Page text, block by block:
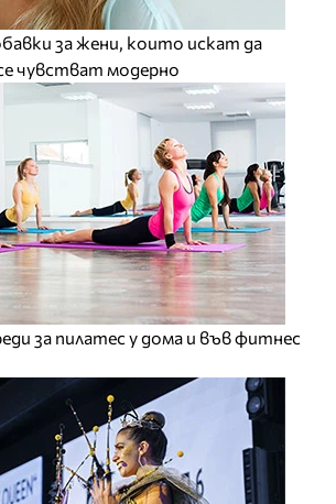
за жени, които искат да
чувстват модерно
за пилатес у дома и във фитнес